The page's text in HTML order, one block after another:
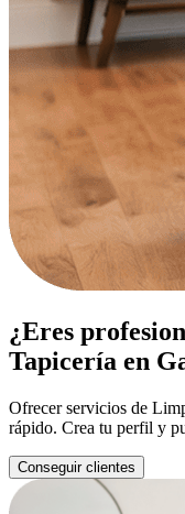
¿Eres
Tapicería en
Ofrecer servicios de
rápido. Crea tu perfil y
Conseguir clientes